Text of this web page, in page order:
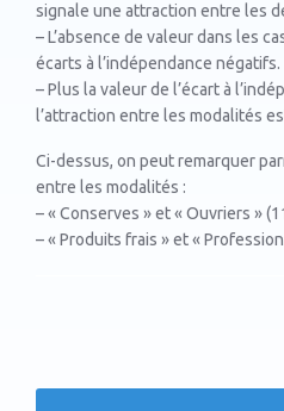
signale une attraction entre les
– L’absence de valeur dans les
écarts à l’indépendance négatifs.
– Plus la valeur de l’écart à
l’attraction entre les modalités
Ci-dessus, on peut remarquer
entre les modalités :
– « Conserves » et « Ouvriers »
– « Produits frais » et «